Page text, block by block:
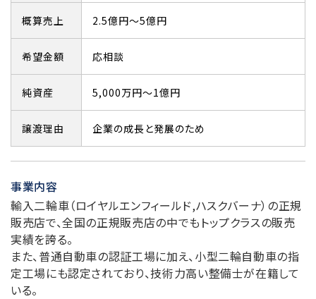
概算売上 2.5億円～5億円
希望金額 応相談
純資産 5,000万円～1億円
譲渡理由 企業の成長と発展のため
事業内容
輸入二輪車（ロイヤルエンフィールド,ハスクバーナ）の正規
販売店で、全国の正規販売店の中でもトップクラスの販売
実績を誇る。
また、普通自動車の認証工場に加え、小型二輪自動車の指
定工場にも認定されており、技術力高い整備士が在籍して
いる。